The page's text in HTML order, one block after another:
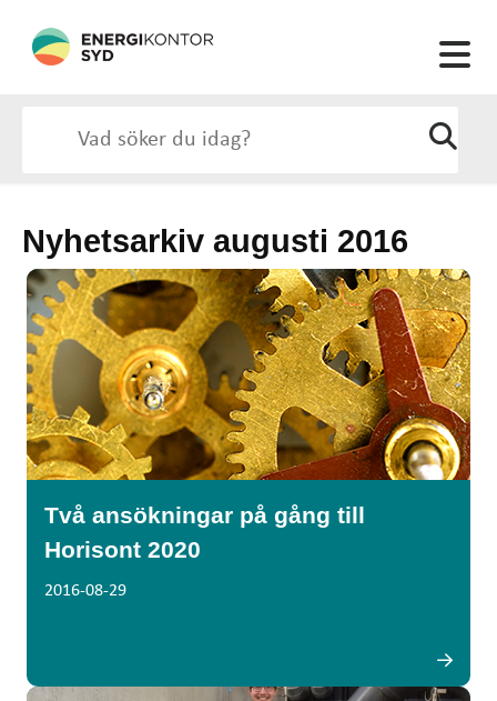
Nyhetsarkiv augusti 2016
Två ansökningar på gång till
Horisont 2020
2016-08-29